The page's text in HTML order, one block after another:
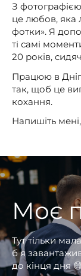
З
це любов, яка
фотки». Я
ті самі
20 років,
Працюю в
так, щоб це
кохання.
Напишіть
Моє
Тут тільки
б я
до кінця дня